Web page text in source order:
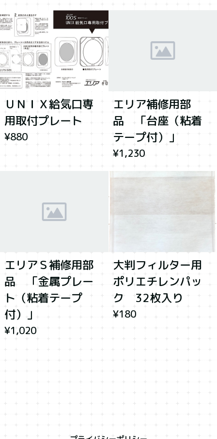
ＵＮＩＸ給気口専
用取付プレート
¥880
エリア補修用部
品 「台座（粘着
テープ付）」
¥1,230
エリアＳ補修用部
品 「金属プレー
ト（粘着テープ
付）」
¥1,020
大判フィルター用
ポリエチレンパッ
ク 32枚入り
¥180